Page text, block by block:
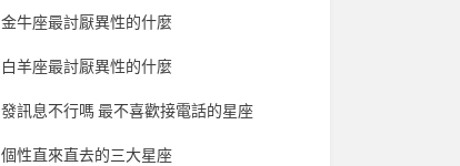
金牛座最討厭異性的什麼
白羊座最討厭異性的什麼
發訊息不行嗎 最不喜歡接電話的星座
個性直來直去的三大星座